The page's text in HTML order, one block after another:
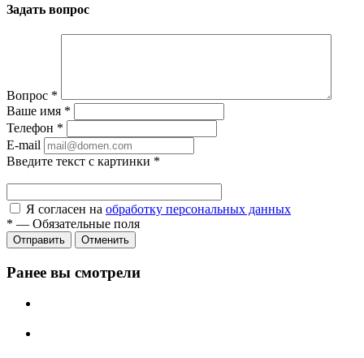
Задать вопрос
Вопрос *
Ваше имя *
Телефон *
E-mail
Введите текст с картинки *
Я согласен на обработку персональных данных
* — Обязательные поля
Отправить Отменить
Ранее вы смотрели